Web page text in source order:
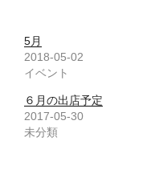
5月
2018-05-02
イベント
６月の出店予定
2017-05-30
未分類